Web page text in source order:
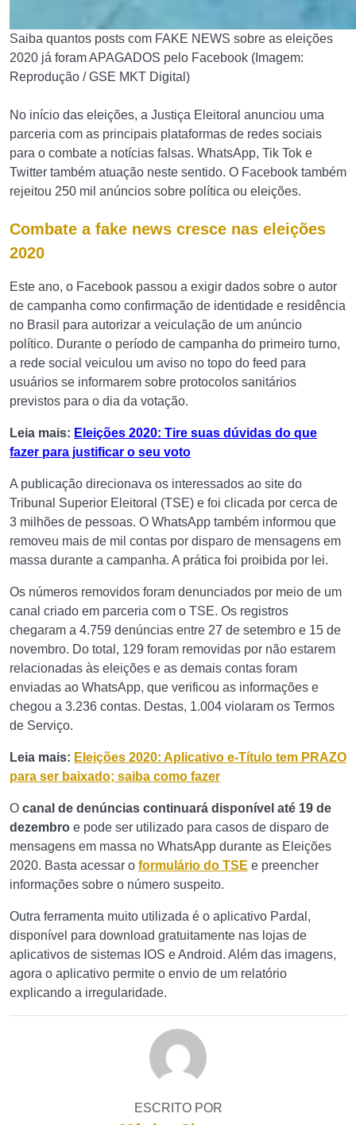
Saiba quantos posts com FAKE NEWS sobre as eleições
2020 já foram APAGADOS pelo Facebook (Imagem:
Reprodução / GSE MKT Digital)
No início das eleições, a Justiça Eleitoral anunciou uma
parceria com as principais plataformas de redes sociais
para o combate a notícias falsas. WhatsApp, Tik Tok e
Twitter também atuação neste sentido. O Facebook também
rejeitou 250 mil anúncios sobre política ou eleições.
Combate a fake news cresce nas eleições
2020
Este ano, o Facebook passou a exigir dados sobre o autor
de campanha como confirmação de identidade e residência
no Brasil para autorizar a veiculação de um anúncio
político. Durante o período de campanha do primeiro turno,
a rede social veiculou um aviso no topo do feed para
usuários se informarem sobre protocolos sanitários
previstos para o dia da votação.
Leia mais: Eleições 2020: Tire suas dúvidas do que
fazer para justificar o seu voto
A publicação direcionava os interessados ao site do
Tribunal Superior Eleitoral (TSE) e foi clicada por cerca de
3 milhões de pessoas. O WhatsApp também informou que
removeu mais de mil contas por disparo de mensagens em
massa durante a campanha. A prática foi proibida por lei.
Os números removidos foram denunciados por meio de um
canal criado em parceria com o TSE. Os registros
chegaram a 4.759 denúncias entre 27 de setembro e 15 de
novembro. Do total, 129 foram removidas por não estarem
relacionadas às eleições e as demais contas foram
enviadas ao WhatsApp, que verificou as informações e
chegou a 3.236 contas. Destas, 1.004 violaram os Termos
de Serviço.
Leia mais: Eleições 2020: Aplicativo e-Título tem PRAZO
para ser baixado; saiba como fazer
O canal de denúncias continuará disponível até 19 de
dezembro e pode ser utilizado para casos de disparo de
mensagens em massa no WhatsApp durante as Eleições
2020. Basta acessar o formulário do TSE e preencher
informações sobre o número suspeito.
Outra ferramenta muito utilizada é o aplicativo Pardal,
disponível para download gratuitamente nas lojas de
aplicativos de sistemas IOS e Android. Além das imagens,
agora o aplicativo permite o envio de um relatório
explicando a irregularidade.
ESCRITO POR